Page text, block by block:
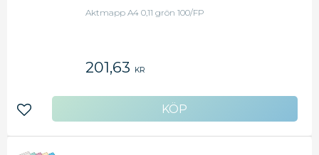
Aktmapp A4 0,11 grön 100/FP
201,63 KR
Lägg till i favoriter